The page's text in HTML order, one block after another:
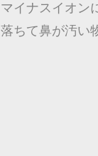
マイナスイオン
落ちて鼻が汚い